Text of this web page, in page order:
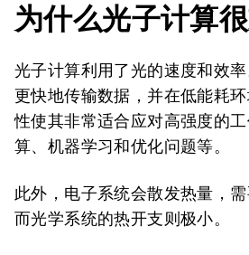
为什么光子计算
光子计算利用了光的速度和效
更快地传输数据，并在低能耗
性使其非常适合应对高强度的
算、机器学习和优化问题等。
此外，电子系统会散发热量，需
而光学系统的热开支则极小。